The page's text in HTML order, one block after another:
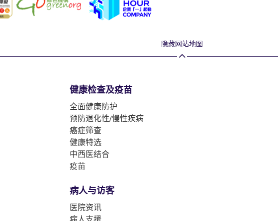
隐藏网站地图
健康检查及疫苗
全面健康防护
预防退化性/慢性疾病
癌症筛查
健康特选
中西医结合
疫苗
病人与访客
医院资讯